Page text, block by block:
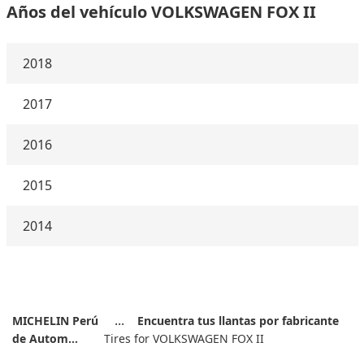
Años del vehículo VOLKSWAGEN FOX II
2018
2017
2016
2015
2014
MICHELIN Perú
Encuentra tus llantas por fabricante
de Autom...
Tires for VOLKSWAGEN FOX II